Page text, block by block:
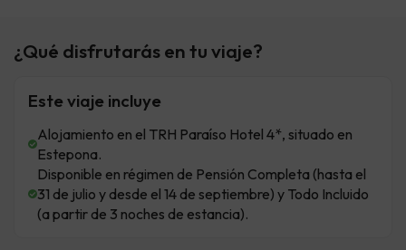
¿Qué disfrutarás en tu viaje?
Este viaje incluye
Alojamiento en el TRH Paraíso Hotel 4*, situado en
Estepona.
Disponible en régimen de Pensión Completa (hasta el
31 de julio y desde el 14 de septiembre) y Todo Incluido
(a partir de 3 noches de estancia).